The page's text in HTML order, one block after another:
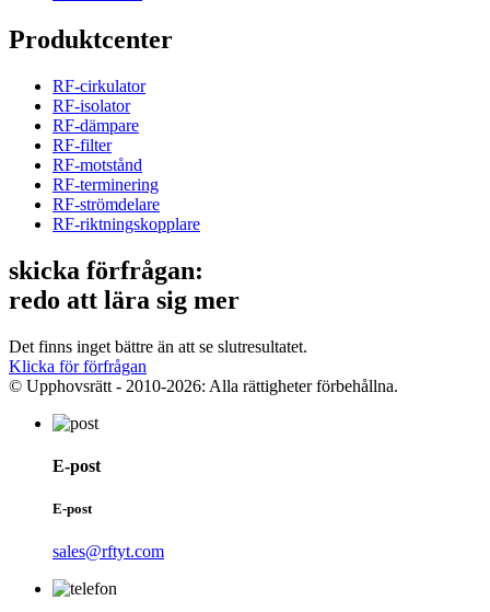
Produktcenter
RF-cirkulator
RF-isolator
RF-dämpare
RF-filter
RF-motstånd
RF-terminering
RF-strömdelare
RF-riktningskopplare
skicka förfrågan:
redo att lära sig mer
Det finns inget bättre än att se slutresultatet.
Klicka för förfrågan
© Upphovsrätt - 2010-2026: Alla rättigheter förbehållna.
E-post
E-post
sales@rftyt.com